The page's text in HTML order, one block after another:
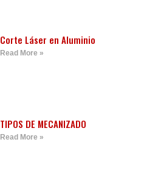
Corte Láser en Aluminio
Read More »
TIPOS DE MECANIZADO
Read More »